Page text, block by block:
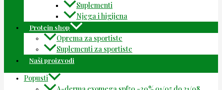
Suplementi
Njega i higijena
Protein shop
Oprema za sportiste
Suplementi za sportiste
Naši proizvodi
Popusti